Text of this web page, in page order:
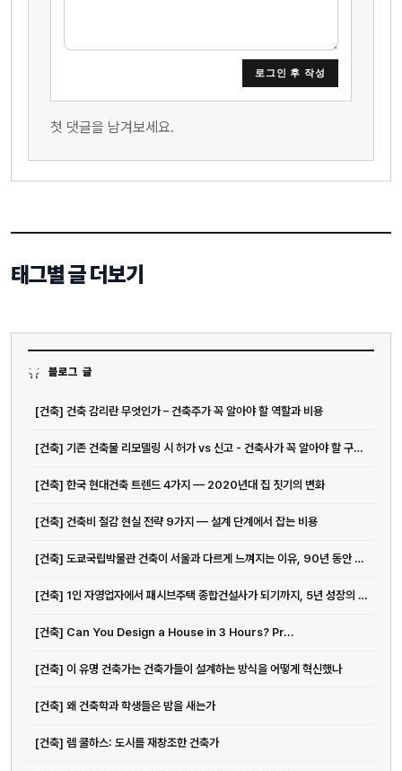
블로그 글
[건축] 건축 감리란 무엇인가 – 건축주가 꼭 알아야 할 역할과 비용
[건축] 기존 건축물 리모델링 시 허가 vs 신고 - 건축사가 꼭 알아야 할 구분 기준
[건축] 한국 현대건축 트렌드 4가지 — 2020년대 집 짓기의 변화
[건축] 건축비 절감 현실 전략 9가지 — 설계 단계에서 잡는 비용
[건축] 도쿄국립박물관 건축이 서울과 다르게 느껴지는 이유, 90년 동안 쌓...
[건축] 1인 자영업자에서 패시브주택 종합건설사가 되기까지, 5년 성장의 진짜 의미
[건축] Can You Design a House in 3 Hours? Pr...
[건축] 이 유명 건축가는 건축가들이 설계하는 방식을 어떻게 혁신했나
[건축] 왜 건축학과 학생들은 밤을 새는가
[건축] 렘 쿨하스: 도시를 재창조한 건축가
로그인 후 작성
첫 댓글을 남겨보세요.
태그별 글 더보기